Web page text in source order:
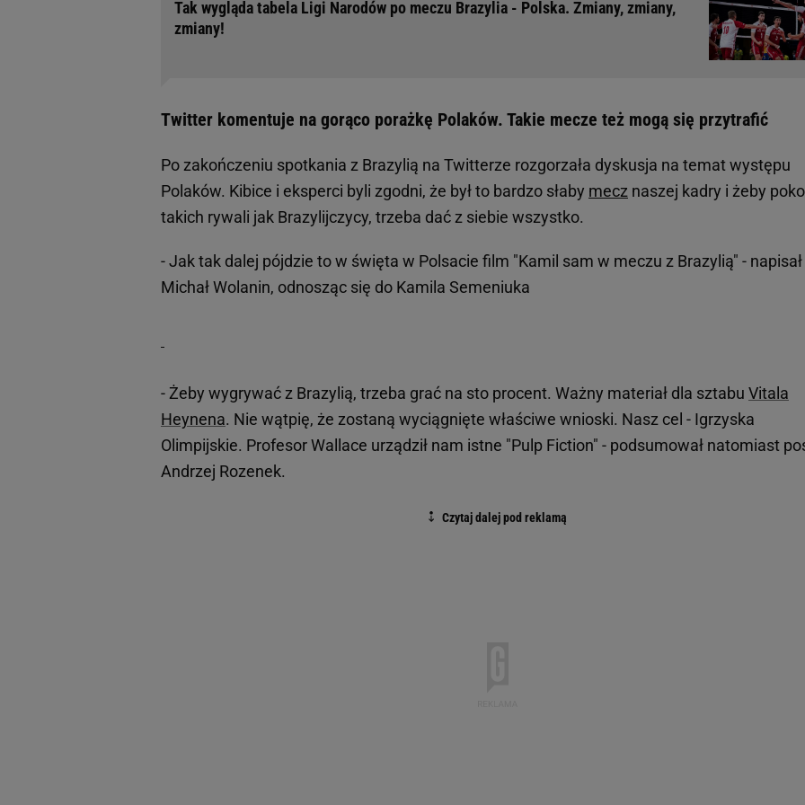
Tak wygląda tabela Ligi Narodów po meczu Brazylia - Polska. Zmiany, zmiany,
zmiany!
Twitter komentuje na gorąco porażkę Polaków. Takie mecze też mogą się przytrafić
Po zakończeniu spotkania z Brazylią na Twitterze rozgorzała dyskusja na temat występu
Polaków. Kibice i eksperci byli zgodni, że był to bardzo słaby mecz naszej kadry i żeby
takich rywali jak Brazylijczycy, trzeba dać z siebie wszystko.
- Jak tak dalej pójdzie to w święta w Polsacie film "Kamil sam w meczu z Brazylią" - napisał
Michał Wolanin, odnosząc się do Kamila Semeniuka
- Żeby wygrywać z Brazylią, trzeba grać na sto procent. Ważny materiał dla sztabu Vitala
Heynena. Nie wątpię, że zostaną wyciągnięte właściwe wnioski. Nasz cel - Igrzyska
Olimpijskie. Profesor Wallace urządził nam istne "Pulp Fiction" - podsumował natomiast
Andrzej Rozenek.